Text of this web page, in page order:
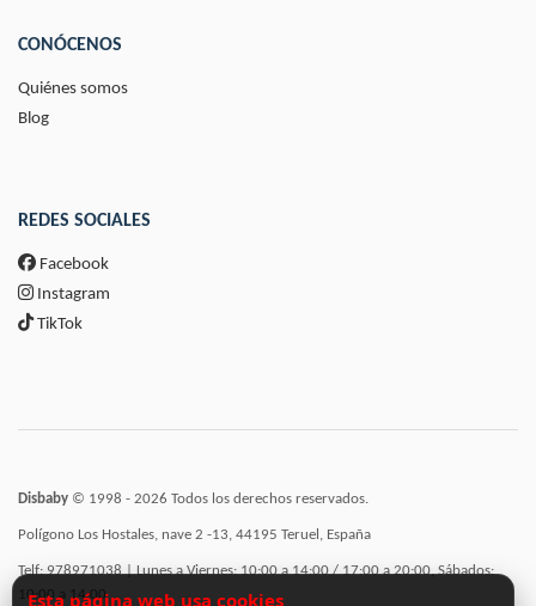
CONÓCENOS
Quiénes somos
Blog
REDES SOCIALES
Facebook
Instagram
TikTok
Disbaby © 1998 - 2026 Todos los derechos reservados.
Polígono Los Hostales, nave 2 -13, 44195 Teruel, España
Telf: 978971038 | Lunes a Viernes: 10:00 a 14:00 / 17:00 a 20:00, Sábados:
10:00 a 14:00
Esta página web usa cookies